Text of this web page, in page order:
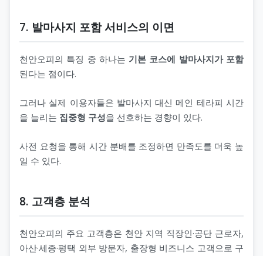
7. 발마사지 포함 서비스의 이면
천안오피의 특징 중 하나는 기본 코스에 발마사지가 포함
된다는 점이다.
그러나 실제 이용자들은 발마사지 대신 메인 테라피 시간
을 늘리는 집중형 구성을 선호하는 경향이 있다.
사전 요청을 통해 시간 분배를 조정하면 만족도를 더욱 높
일 수 있다.
8. 고객층 분석
천안오피의 주요 고객층은 천안 지역 직장인·공단 근로자,
아산·세종·평택 외부 방문자, 출장형 비즈니스 고객으로 구